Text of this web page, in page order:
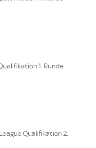
1. Runde
Qualifikation 2.